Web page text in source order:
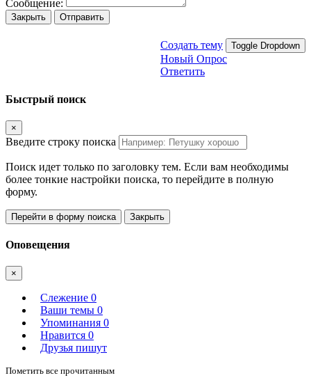
Сообщение:
Закрыть Отправить
Создать тему Toggle Dropdown
Новый Опрос
Ответить
Быстрый поиск
×
Введите строку поиска
Поиск идет только по заголовку тем. Если вам необходимы
более тонкие настройки поиска, то перейдите в полную
форму.
Перейти в форму поиска Закрыть
Оповещения
×
Слежение 0
Ваши темы 0
Упоминания 0
Нравится 0
Друзья пишут
Пометить все прочитанным